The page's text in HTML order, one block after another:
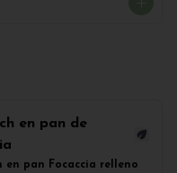
en pan de
en pan Focaccia relleno